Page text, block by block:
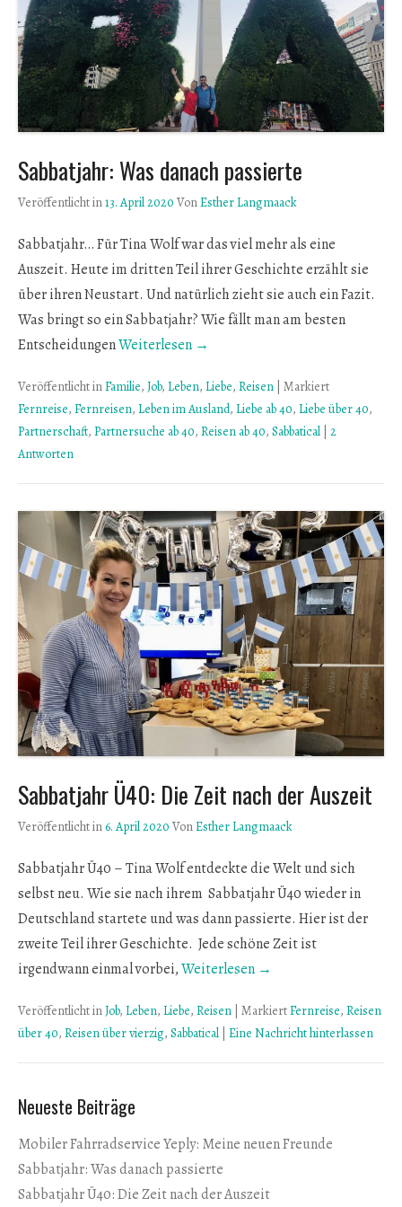
Sabbatjahr: Was danach passierte
Veröffentlicht in13. April 2020 VonEsther Langmaack
Sabbatjahr… Für Tina Wolf war das viel mehr als eine
Auszeit. Heute im dritten Teil ihrer Geschichte erzählt sie
über ihren Neustart. Und natürlich zieht sie auch ein Fazit.
Was bringt so ein Sabbatjahr? Wie fällt man am besten
EntscheidungenWeiterlesen →
Veröffentlicht inFamilie, Job, Leben, Liebe, Reisen Markiert
Fernreise, Fernreisen, Leben im Ausland, Liebe ab 40, Liebe über 40,
Partnerschaft, Partnersuche ab 40, Reisen ab 40, Sabbatical 2
Antworten
Sabbatjahr Ü40: Die Zeit nach der Auszeit
Veröffentlicht in6. April 2020 VonEsther Langmaack
Sabbatjahr Ü40 – Tina Wolf entdeckte die Welt und sich
selbst neu. Wie sie nach ihrem Sabbatjahr Ü40 wieder in
Deutschland startete und was dann passierte. Hier ist der
zweite Teil ihrer Geschichte. Jede schöne Zeit ist
irgendwann einmal vorbei,Weiterlesen →
Veröffentlicht inJob, Leben, Liebe, Reisen MarkiertFernreise, Reisen
über 40, Reisen über vierzig, Sabbatical Eine Nachricht hinterlassen
Neueste Beiträge
Mobiler Fahrradservice Yeply: Meine neuen Freunde
Sabbatjahr: Was danach passierte
Sabbatjahr Ü40: Die Zeit nach der Auszeit